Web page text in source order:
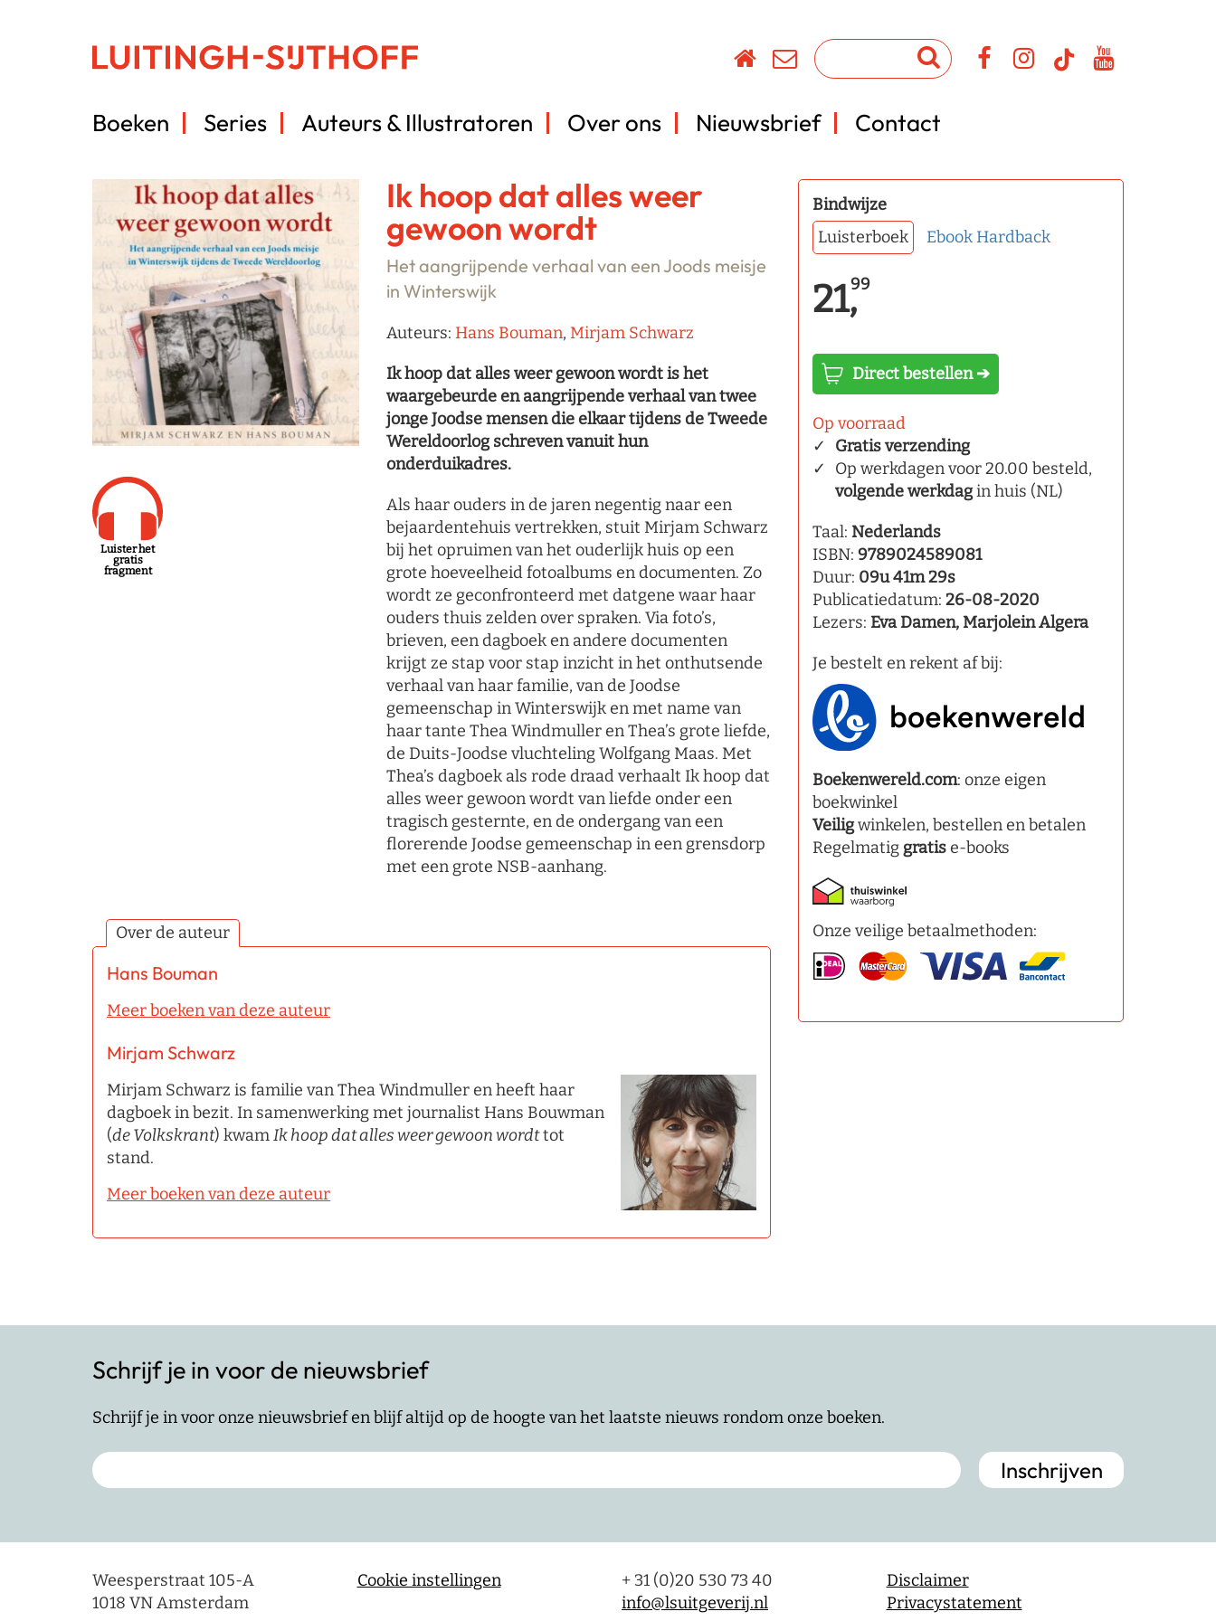
Boeken Series Auteurs & Illustratoren Over ons Nieuwsbrief Contact
Luister het
gratis
fragment
Ik hoop dat alles weer
gewoon wordt
Het aangrijpende verhaal van een Joods meisje
in Winterswijk
Auteurs: Hans Bouman, Mirjam Schwarz
Ik hoop dat alles weer gewoon wordt is het
waargebeurde en aangrijpende verhaal van twee
jonge Joodse mensen die elkaar tijdens de Tweede
Wereldoorlog schreven vanuit hun
onderduikadres.
Als haar ouders in de jaren negentig naar een
bejaardentehuis vertrekken, stuit Mirjam Schwarz
bij het opruimen van het ouderlijk huis op een
grote hoeveelheid fotoalbums en documenten. Zo
wordt ze geconfronteerd met datgene waar haar
ouders thuis zelden over spraken. Via foto’s,
brieven, een dagboek en andere documenten
krijgt ze stap voor stap inzicht in het onthutsende
verhaal van haar familie, van de Joodse
gemeenschap in Winterswijk en met name van
haar tante Thea Windmuller en Thea’s grote liefde,
de Duits-Joodse vluchteling Wolfgang Maas. Met
Thea’s dagboek als rode draad verhaalt Ik hoop dat
alles weer gewoon wordt van liefde onder een
tragisch gesternte, en de ondergang van een
florerende Joodse gemeenschap in een grensdorp
met een grote NSB-aanhang.
Over de auteur
Hans Bouman
Meer boeken van deze auteur
Mirjam Schwarz
Mirjam Schwarz is familie van Thea Windmuller en heeft haar
dagboek in bezit. In samenwerking met journalist Hans Bouwman
(de Volkskrant) kwamIk hoop dat alles weer gewoon wordttot
stand.
Meer boeken van deze auteur
Bindwijze
Luisterboek
Ebook Hardback
21,99
Direct bestellen ➔
Op voorraad
Gratis verzending
Op werkdagen voor 20.00 besteld,
volgende werkdagin huis (NL)
Taal: Nederlands
ISBN: 9789024589081
Duur: 09u 41m 29s
Publicatiedatum: 26-08-2020
Lezers: Eva Damen, Marjolein Algera
Je bestelt en rekent af bij:
Boekenwereld.com: onze eigen
boekwinkel
Veiligwinkelen, bestellen en betalen
Regelmatig gratise-books
Onze veilige betaalmethoden:
Schrijf je in voor de nieuwsbrief
Schrijf je in voor onze nieuwsbrief en blijf altijd op de hoogte van het laatste nieuws rondom onze boeken.
Weesperstraat 105-A
1018 VN Amsterdam
Cookie instellingen
+ 31 (0)20 530 73 40
info@lsuitgeverij.nl
Disclaimer
Privacystatement